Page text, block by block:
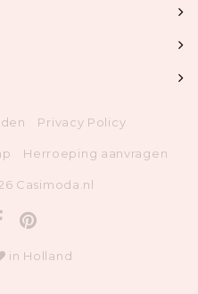
Privacy Policy
Herroeping aanvragen
Casimoda.nl
in Holland